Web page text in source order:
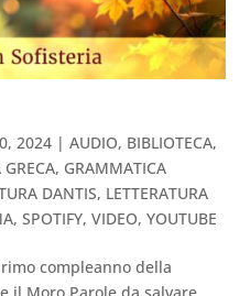
2024 |AUDIO, BIBLIOTECA,
, GRAMMATICA
DANTIS, LETTERATURA
,SPOTIFY,VIDEO,YOUTUBE
compleanno della